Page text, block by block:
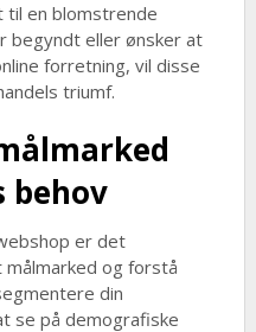
til en blomstrende
begyndt eller ønsker at
forretning, vil disse
triumf.
behov
er det
og forstå
din
se på demografiske